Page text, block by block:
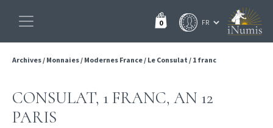
0
Archives/ Monnaies/ Modernes France/ Le Consulat / 1 franc
CONSULAT, 1 FRANC, AN 12
PARIS